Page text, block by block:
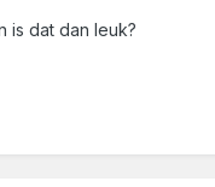
is dat dan leuk?